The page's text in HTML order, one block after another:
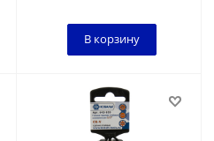
В корзину